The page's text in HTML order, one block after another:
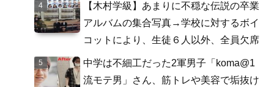
【木村学級】あまりに不穏な伝説の卒業
アルバムの集合写真→学校に対するボイ
コットにより、生徒６人以外、全員欠席
中学は不細工だった2軍男子「koma@1
流モテ男」さん、筋トレや美容で垢抜け